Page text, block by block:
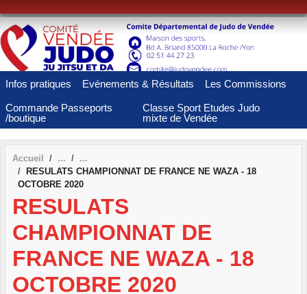
Infos pratiques Evénements & Résultats Les Commissions
Commande Passeports
/boutique
Classe Sport Etudes Judo
mixte de Vendée
Accueil
RESULATS CHAMPIONNAT DE FRANCE NE WAZA - 18
OCTOBRE 2020
RESULATS
CHAMPIONNAT DE
FRANCE NE WAZA - 18
OCTOBRE 2020